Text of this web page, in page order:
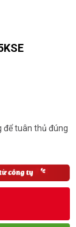
để tuân thủ đúng